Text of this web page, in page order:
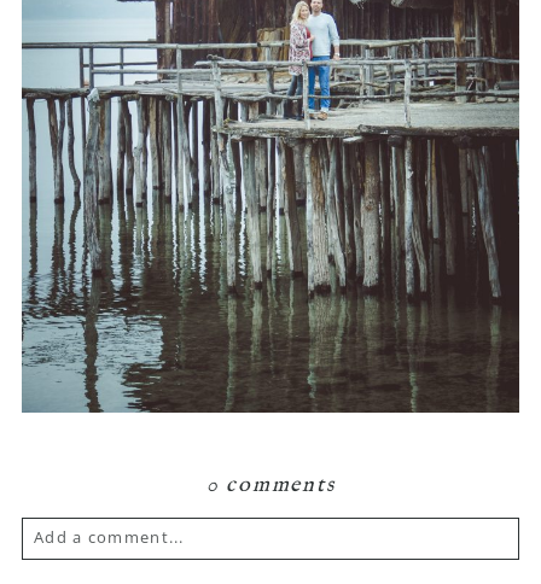
0 comments
Add a comment...